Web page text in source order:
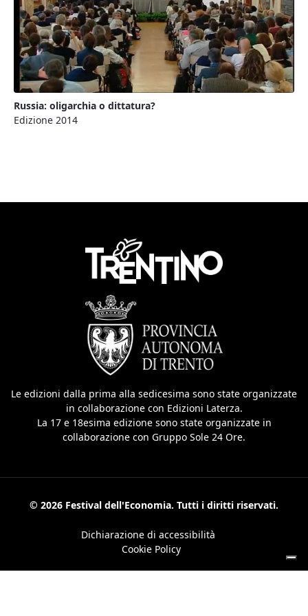
Russia: oligarchia o dittatura?
Edizione 2014
Le edizioni dalla prima alla sedicesima sono state organizzate
in collaborazione con Edizioni Laterza.
La 17 e 18esima edizione sono state organizzate in
collaborazione con Gruppo Sole 24 Ore.
© 2026 Festival dell'Economia. Tutti i diritti riservati.
Dichiarazione di accessibilità
Cookie Policy